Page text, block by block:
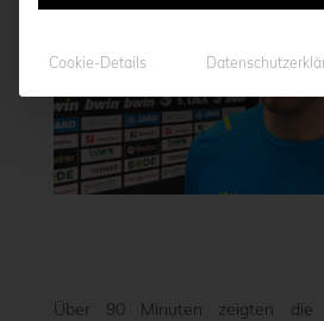
Über 90 Minuten zeigten die
Cookie-Details